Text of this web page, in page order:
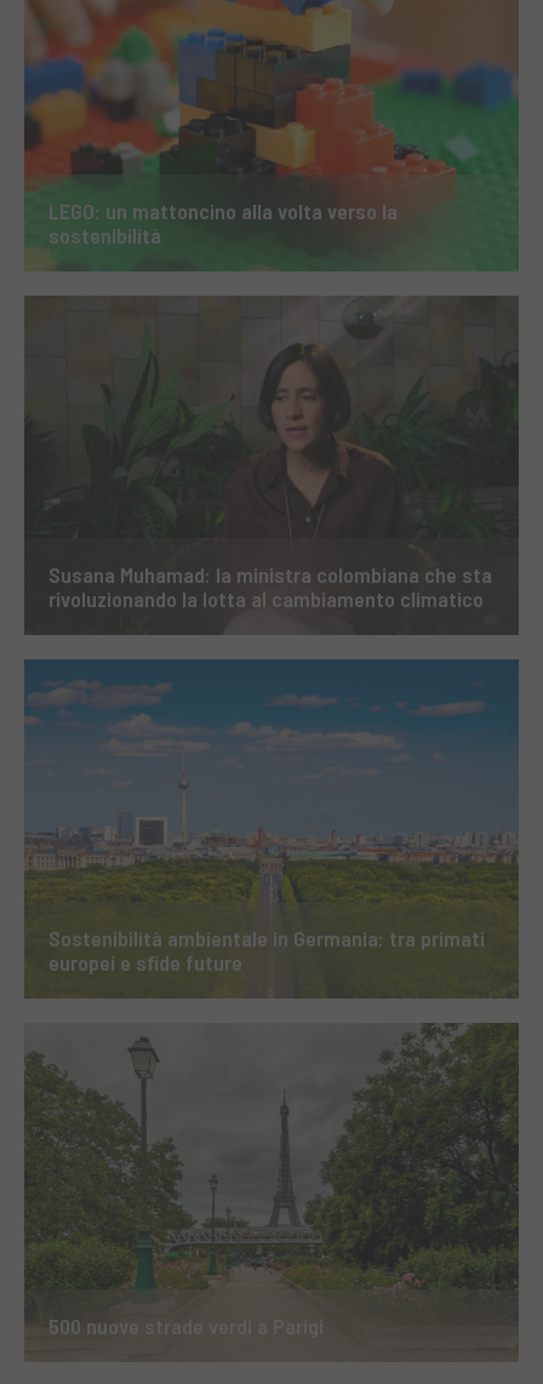
LEGO: un mattoncino alla volta verso la
sostenibilità
Susana Muhamad: la ministra colombiana che sta
rivoluzionando la lotta al cambiamento climatico
Sostenibilità ambientale in Germania: tra primati
europei e sfide future
500 nuove strade verdi a Parigi